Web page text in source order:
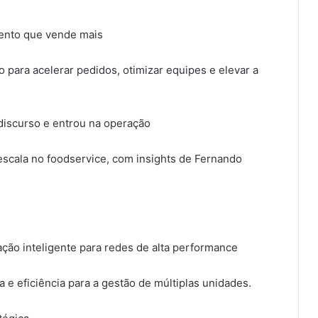
que vende mais
acelerar pedidos, otimizar equipes e elevar a
e entrou na operação
no foodservice, com insights de Fernando
inteligente para redes de alta performance
eficiência para a gestão de múltiplas unidades.